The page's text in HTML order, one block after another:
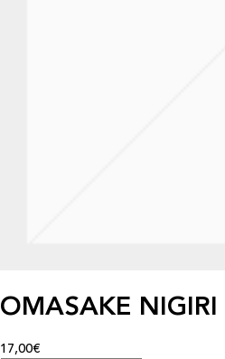
OMASAKE NIGIRI
17,00€